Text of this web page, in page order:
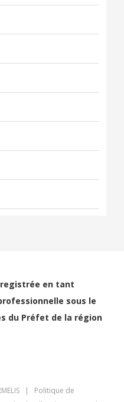
en tant
sous le
du Préfet de la région
| Politique de